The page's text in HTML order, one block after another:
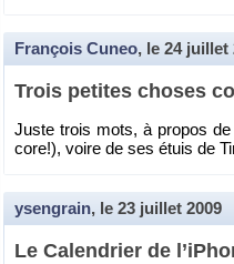
François Cuneo, le 24 juillet
Trois pe­tites choses
Juste trois mots, à pro­pos
core!), voire de ses étuis de
ysengrain, le 23 juillet 2009
Le Ca­len­drier de